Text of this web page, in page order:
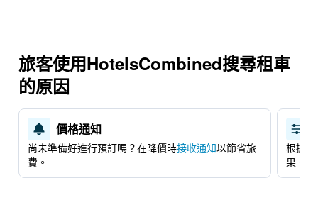
旅客使用HotelsCombined搜尋租車
的原因
價格通知
尚未準備好進行預訂嗎？​在降價時接收通知​以節省旅
費。
根據
果。